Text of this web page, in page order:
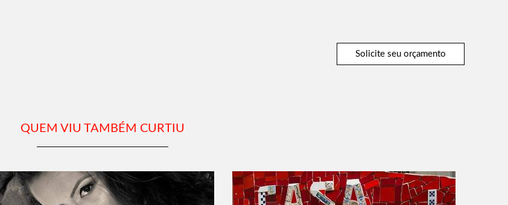
Solicite seu orçamento
QUEM VIU TAMBÉM CURTIU